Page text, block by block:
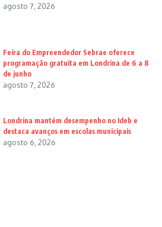
agosto 7, 2026
Feira do Empreendedor Sebrae oferece
programação gratuita em Londrina de 6 a 8
de junho
agosto 7, 2026
Londrina mantém desempenho no Ideb e
destaca avanços em escolas municipais
agosto 6, 2026